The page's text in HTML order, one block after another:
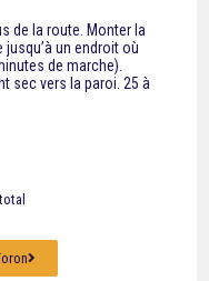
de la route. Monter la
un endroit où
de marche).
sec vers la paroi. 25 à